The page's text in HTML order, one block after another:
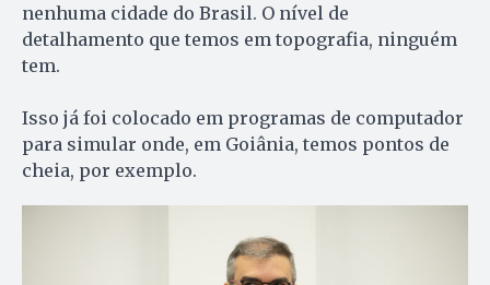
nenhuma cidade do Brasil. O nível de
detalhamento que temos em topografia, ninguém
tem.
Isso já foi colocado em programas de computador
para simular onde, em Goiânia, temos pontos de
cheia, por exemplo.